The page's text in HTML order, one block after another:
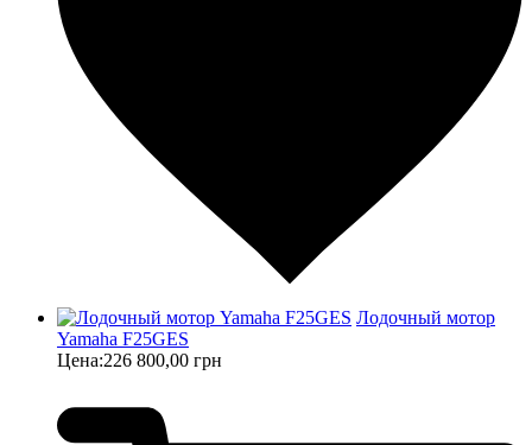
Лодочный мотор
Yamaha F25GES
Цена:226 800,00 грн